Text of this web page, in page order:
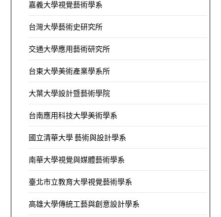
嘉義大學視覺藝術學系
台灣大學藝術史研究所
交通大學應用藝術研究所
台東大學美術產業學系所
大葉大學設計暨藝術學院
台南應用科技大學美術學系
國立清華大學 藝術與設計學系
南華大學視覺與媒體藝術學系
臺北市立教育大學視覺藝術學系
高雄大學傳統工藝與創意設計學系